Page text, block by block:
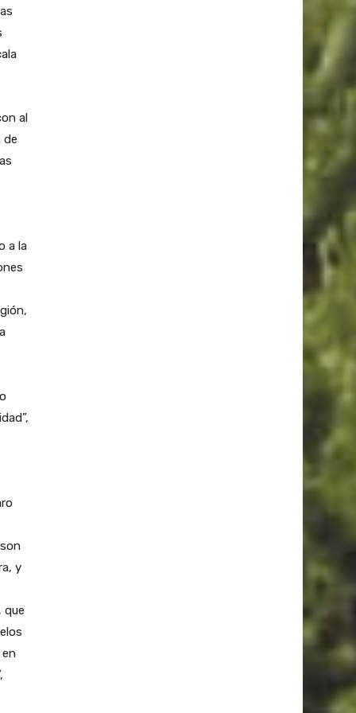
al
de
a la
y
que